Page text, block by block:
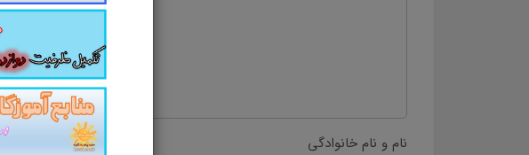
نام و نام خانوادگی پست الکترونیک